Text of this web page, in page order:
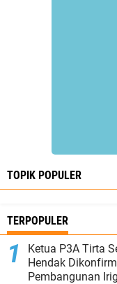
TOPIK POPULER
TERPOPULER
Ketua P3A Tirta
Hendak
Pembangunan